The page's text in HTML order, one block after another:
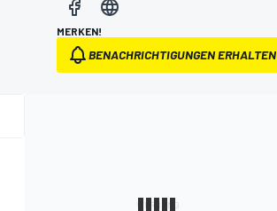
MERKEN!
BENACHRICHTIGUNGEN ERHALTEN